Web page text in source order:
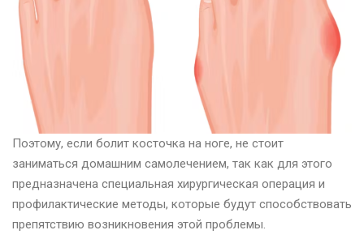
Поэтому, если болит косточка на ноге, не стоит
заниматься домашним самолечением, так как для этого
предназначена специальная хирургическая операция и
профилактические методы, которые будут способствовать
препятствию возникновения этой проблемы.